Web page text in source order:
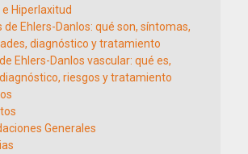
Hiperlaxitud
de Ehlers-Danlos: qué son, síntomas,
diagnóstico y tratamiento
Ehlers-Danlos vascular: qué es,
riesgos y tratamiento
Generales